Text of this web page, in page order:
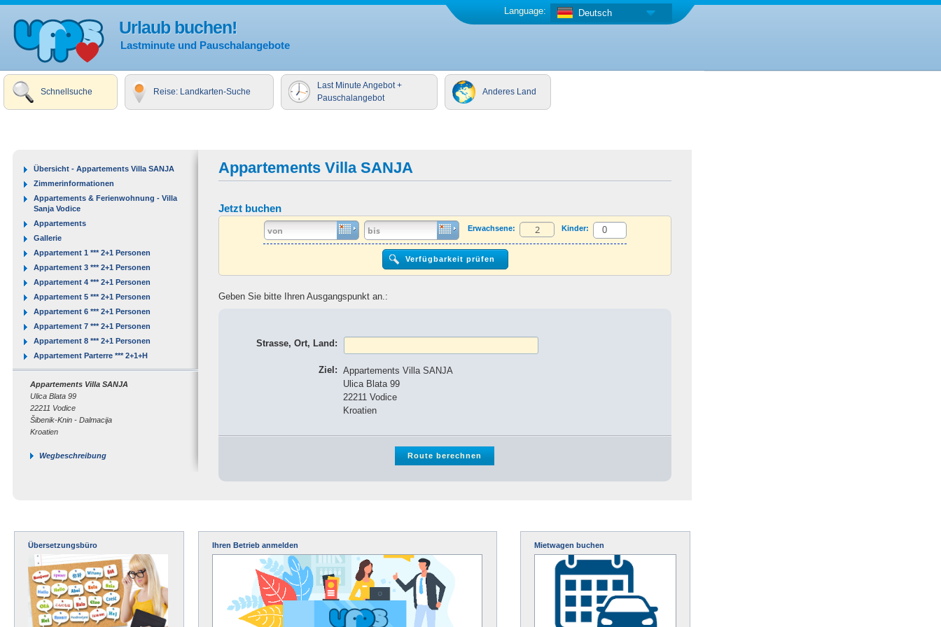
Urlaub buchen!
Lastminute und Pauschalangebote
Deutsch
Language:
Schnellsuche Reise: Landkarten-Suche
Last Minute Angebot +
Pauschalangebot
Anderes Land
Appartements Villa SANJA
Jetzt buchen
Erwachsene: Kinder:
Geben Sie bitte Ihren Ausgangspunkt an.:
Strasse, Ort, Land:
Ziel: Appartements Villa SANJA
Ulica Blata 99
22211 Vodice
Kroatien
Übersicht - Appartements Villa SANJA
Zimmerinformationen
Appartements & Ferienwohnung - Villa
Sanja Vodice
Appartements
Gallerie
Appartement 1 *** 2+1 Personen
Appartement 3 *** 2+1 Personen
Appartement 4 *** 2+1 Personen
Appartement 5 *** 2+1 Personen
Appartement 6 *** 2+1 Personen
Appartement 7 *** 2+1 Personen
Appartement 8 *** 2+1 Personen
Appartement Parterre *** 2+1+H
Appartements Villa SANJA
Ulica Blata 99
22211 Vodice
Šibenik-Knin - Dalmacija
Kroatien
Wegbeschreibung
Übersetzungsbüro Ihren Betrieb anmelden Mietwagen buchen